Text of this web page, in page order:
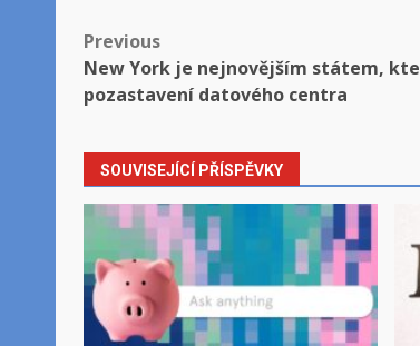
Post
navigation
Previous
New York je nejnovějším státem,
pozastavení datového centra
SOUVISEJÍCÍ PŘÍSPĚVKY